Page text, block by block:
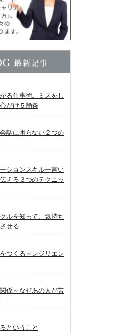
る仕事術。ミスをし
がけ５箇条
話に困らない２つの
ションスキルー言い
える３つのテクニッ
ルを知って、気持ち
せる
つくる～レジリエン
係～なぜあの人が苦
ということ